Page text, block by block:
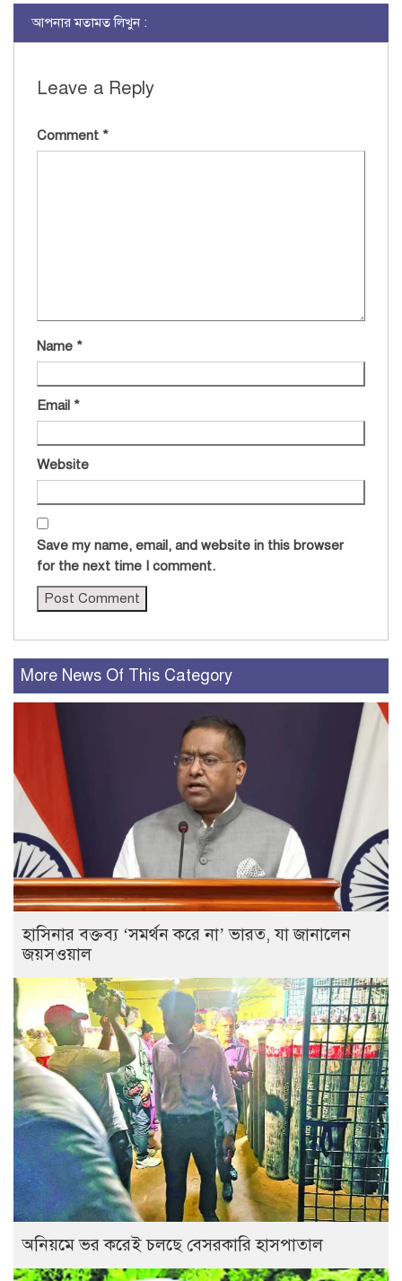
আপনার মতামত লিখুন :
Leave a Reply
Comment *
Name *
Email *
Website
Save my name, email, and website in this browser
for the next time I comment.
More News Of This Category
হাসিনার বক্তব্য ‘সমর্থন করে না’ ভারত, যা জানালেন
জয়সওয়াল
অনিয়মে ভর করেই চলছে বেসরকারি হাসপাতাল